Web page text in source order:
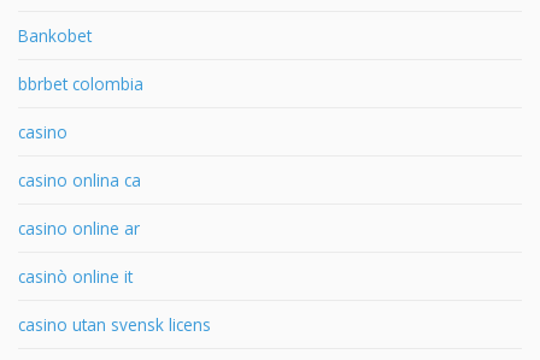
Bankobet
bbrbet colombia
casino
casino onlina ca
casino online ar
casinò online it
casino utan svensk licens